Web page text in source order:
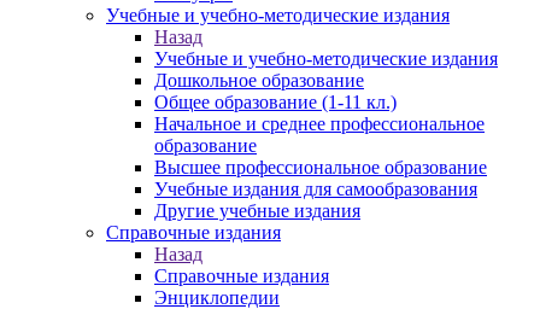
Учебные и учебно-методические издания
Назад
Учебные и учебно-методические издания
Дошкольное образование
Общее образование (1-11 кл.)
Начальное и среднее профессиональное
образование
Высшее профессиональное образование
Учебные издания для самообразования
Другие учебные издания
Справочные издания
Назад
Справочные издания
Энциклопедии